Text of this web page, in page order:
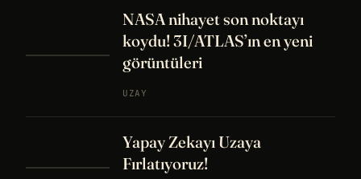
NASA nihayet son noktayı
koydu! 3I/ATLAS’ın en yeni
görüntüleri
UZAY
Yapay Zekayı Uzaya
Fırlatıyoruz!